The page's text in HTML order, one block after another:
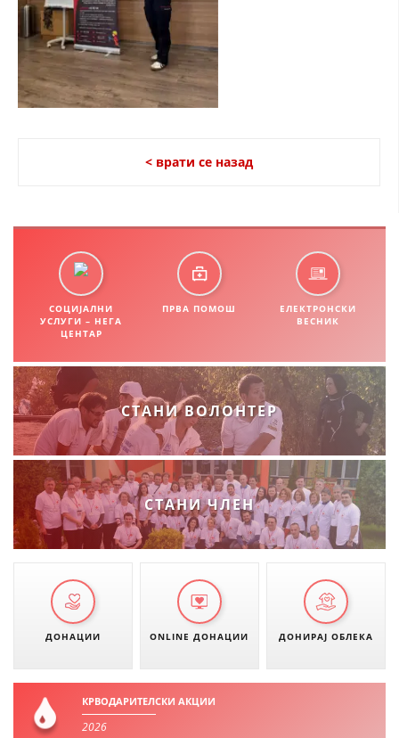
ЧЛЕНСТВО ВО ПРОФЕСИОНАЛНИ ТЕЛА
ЗАКОН ЗА ЦКРМ
ОРГАНИЗАЦИЈА И РАЗВОЈ
РАКОВОДЕН ОДБОР
СОБРАНИЕ
СТРУКТУРА И ОРГАНИЗАЦИОНА ПОСТАВЕНОСТ
ДИСЕМИНАЦИЈА
MЕЃУНАРОДНО ХУМАНИТАРНО ПРАВО
ПРОМОЦИЈА НА ХУМАНИ ВРЕДНОСТИ
УПОТРЕБА И ЗАШТИТА НА АМБЛЕМОТ
СОЦИЈАЛНО ХУМАНИТАРНА ДЕЈНОСТ
КАКО ДА ДОНИРАТЕ
ТИМОВИ НА ООЦК ОХРИД
ИСТРАЖУВАЊЕ НА ЈАВНО МИСЛЕЊЕ
< врати се назад
СОЦИЈАЛНИ
УСЛУГИ – НЕГА
ЦЕНТАР
ПРВА ПОМОШ
ЕЛЕКТРОНСКИ
ВЕСНИК
СТАНИ ВОЛОНТЕР
СТАНИ ЧЛЕН
ДОНАЦИИ ONLINE ДОНАЦИИ ДОНИРАЈ ОБЛЕКА
КРВОДАРИТЕЛСКИ АКЦИИ
2026